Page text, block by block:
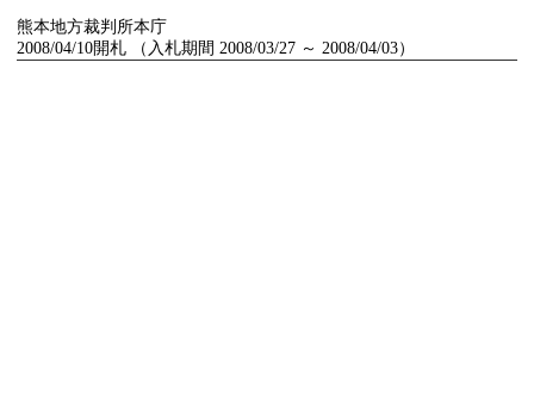
熊本地方裁判所本庁
2008/04/10開札 （入札期間 2008/03/27 ～ 2008/04/03）